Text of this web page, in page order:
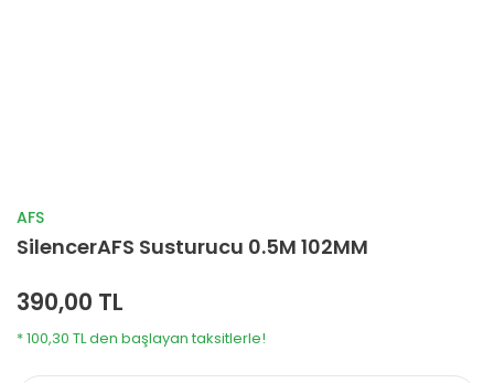
AFS
SilencerAFS Susturucu 0.5M 102MM
390,00 TL
* 100,30 TL den başlayan taksitlerle!